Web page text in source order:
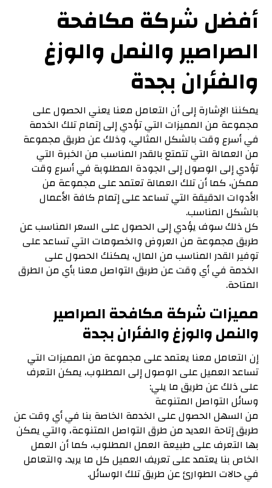
أفضل شركة مكافحة
الصراصير والنمل والوزغ
والفئران بجدة
يمكننا الإشارة إلى أن التعامل معنا يعني الحصول على
مجموعة من المميزات التي تؤدي إلى إتمام تلك الخدمة
في أسرع وقت بالشكل المثالي، وذلك عن طريق مجموعة
من العمالة التي تتمتع بالقدر المناسب من الخبرة التي
تؤدي إلى الوصول إلى الجودة المطلوبة في أسرع وقت
ممكن، كما أن تلك العمالة تعتمد على مجموعة من
الأدوات الدقيقة التي تساعد على إتمام كافة الأعمال
بالشكل المناسب.
كل ذلك سوف يؤدي إلى الحصول على السعر المناسب عن
طريق مجموعة من العروض والخصومات التي تساعد على
توفير القدر المناسب من المال، يمكنك الحصول على
الخدمة في أي وقت عن طريق التواصل معنا بأي من الطرق
المتاحة.
مميزات شركة مكافحة الصراصير
والنمل والوزغ والفئران بجدة
إن التعامل معنا يعتمد على مجموعة من المميزات التي
تساعد العميل على الوصول إلى المطلوب، يمكن التعرف
على ذلك عن طريق ما يلي:
وسائل التواصل المتنوعة
من السهل الحصول على الخدمة الخاصة بنا في أي وقت عن
طريق إتاحة العديد من طرق التواصل المتنوعة، والتي يمكن
بها التعرف على طبيعة العمل المطلوب، كما أن العمل
الخاص بنا يعتمد على تعريف العميل كل ما يريد، والتعامل
في حالات الطوارئ عن طريق تلك الوسائل.